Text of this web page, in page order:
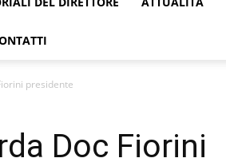
presidente
Doc Fiorini